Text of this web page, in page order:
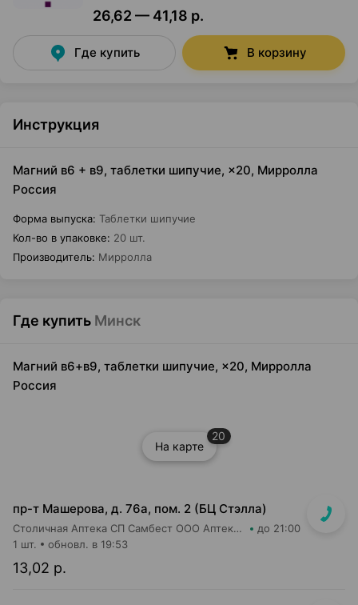
26,62 — 41,18 р.
Где купить В корзину
Инструкция
Магний в6 + в9, таблетки шипучие, ×20, Мирролла
Россия
Форма выпуска: Таблетки шипучие
Кол-во в упаковке: 20 шт.
Производитель: Мирролла
Где купить Минск
Магний в6+в9, таблетки шипучие, ×20, Мирролла
Россия
На карте
20
пр-т Машерова, д. 76а, пом. 2 (БЦ Стэлла)
Столичная Аптека СП Самбест ООО Аптека №26 до 21:00
13,02 р.
1 шт. обновл. в 19:53